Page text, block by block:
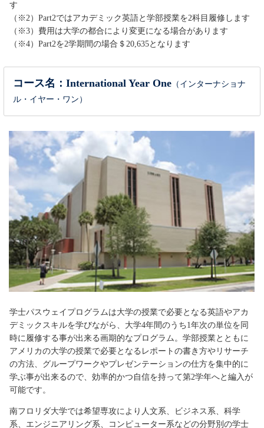
す
（※2）Part2ではアカデミック英語と学部授業を2科目履修します
（※3）費用は大学の都合により変更になる場合があります
（※4）Part2を2学期間の場合＄20,635となります
コース名：International Year One （インターナショナ
ル・イヤー・ワン）
学士パスウェイプログラムは大学の授業で必要となる英語やアカ
デミックスキルを学びながら、大学4年間のうち1年次の単位を同
時に履修する事が出来る画期的なプログラム。学部授業とともに
アメリカの大学の授業で必要となるレポートの書き方やリサーチ
の方法、グループワークやプレゼンテーションの仕方を集中的に
学ぶ事が出来るので、効率的かつ自信を持って第2学年へと編入が
可能です。
南フロリダ大学では希望専攻により人文系、ビジネス系、科学
系、エンジニアリング系、コンピューター系などの分野別の学士